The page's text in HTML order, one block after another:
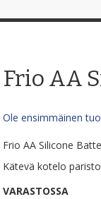
Frio AA
Ole ensimmäinen
Frio AA Silicone
Kätevä kotelo
VARASTOSSA